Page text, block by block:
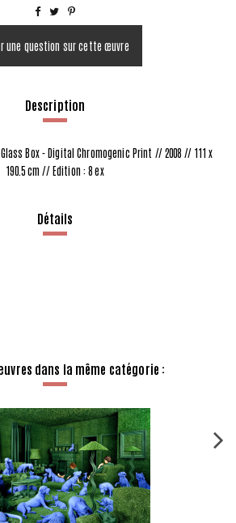
une question sur cette œuvre
Description
Box - Digital Chromogenic Print // 2008 // 111 x
190.5 cm // Edition : 8 ex
Détails
dans la même catégorie :